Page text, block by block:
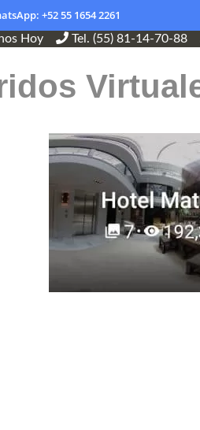
+52 55 1654 2261
Hoy Tel. (55) 81-14-70-88